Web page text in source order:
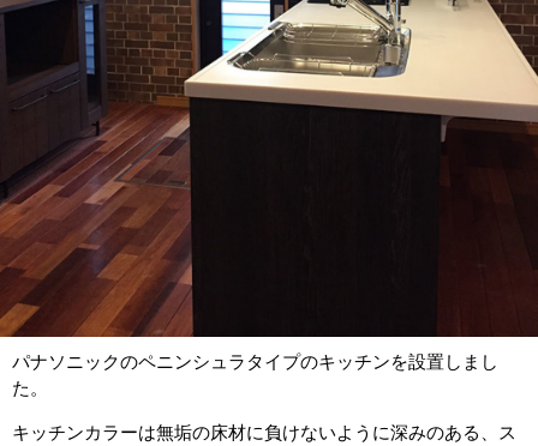
パナソニックのペニンシュラタイプのキッチンを設置しまし
た。
キッチンカラーは無垢の床材に負けないように深みのある、ス